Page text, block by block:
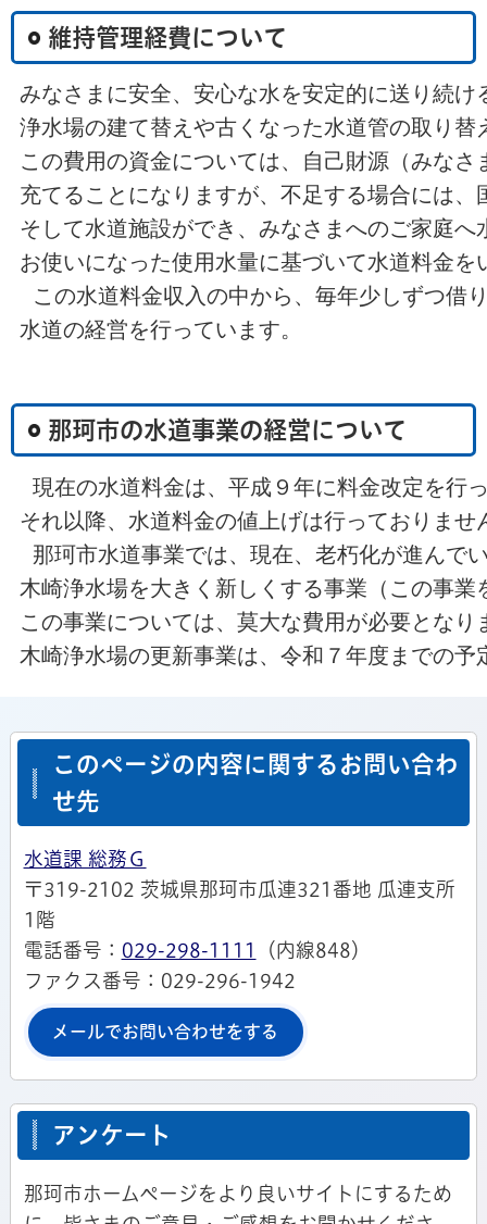
維持管理経費について
みなさまに安全、安心な水を安定的に送り続け
浄水場の建て替えや古くなった水道管の取り
この費用の資金については、自己財源（みな
充てることになりますが、不足する場合には
そして水道施設ができ、みなさまへのご家庭へ
お使いになった使用水量に基づいて水道料金を
この水道料金収入の中から、毎年少しずつ借
水道の経営を行っています。
那珂市の水道事業の経営について
現在の水道料金は、平成９年に料金改定を行
それ以降、水道料金の値上げは行っておりま
那珂市水道事業では、現在、老朽化が進んで
木崎浄水場を大きく新しくする事業（この事
この事業については、莫大な費用が必要とな
木崎浄水場の更新事業は、令和７年度までの
このページの内容に関するお問い合わ
せ先
水道課 総務Ｇ
〒319-2102 茨城県那珂市瓜連321番地 瓜連支所
1階
電話番号： 029-298-1111
（内線848）
ファクス番号：029-296-1942
メールでお問い合わせをする
アンケート
那珂市ホームページをより良いサイトにするため